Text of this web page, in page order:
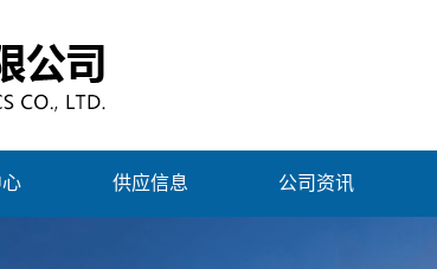
供应信息 公司资讯